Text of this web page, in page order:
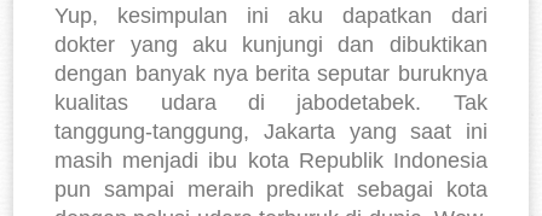
Yup, kesimpulan ini aku dapatkan dari
dokter yang aku kunjungi dan dibuktikan
dengan banyak nya berita seputar buruknya
kualitas udara di jabodetabek. Tak
tanggung-tanggung, Jakarta yang saat ini
masih menjadi ibu kota Republik Indonesia
pun sampai meraih predikat sebagai kota